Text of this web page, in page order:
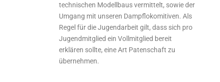
technischen Modellbaus vermittelt, sowie der
Umgang mit unseren Dampflokomitiven. Als
Regel für die Jugendarbeit gilt, dass sich pro
Jugendmitglied ein Vollmitglied bereit
erklären sollte, eine Art Patenschaft zu
übernehmen.